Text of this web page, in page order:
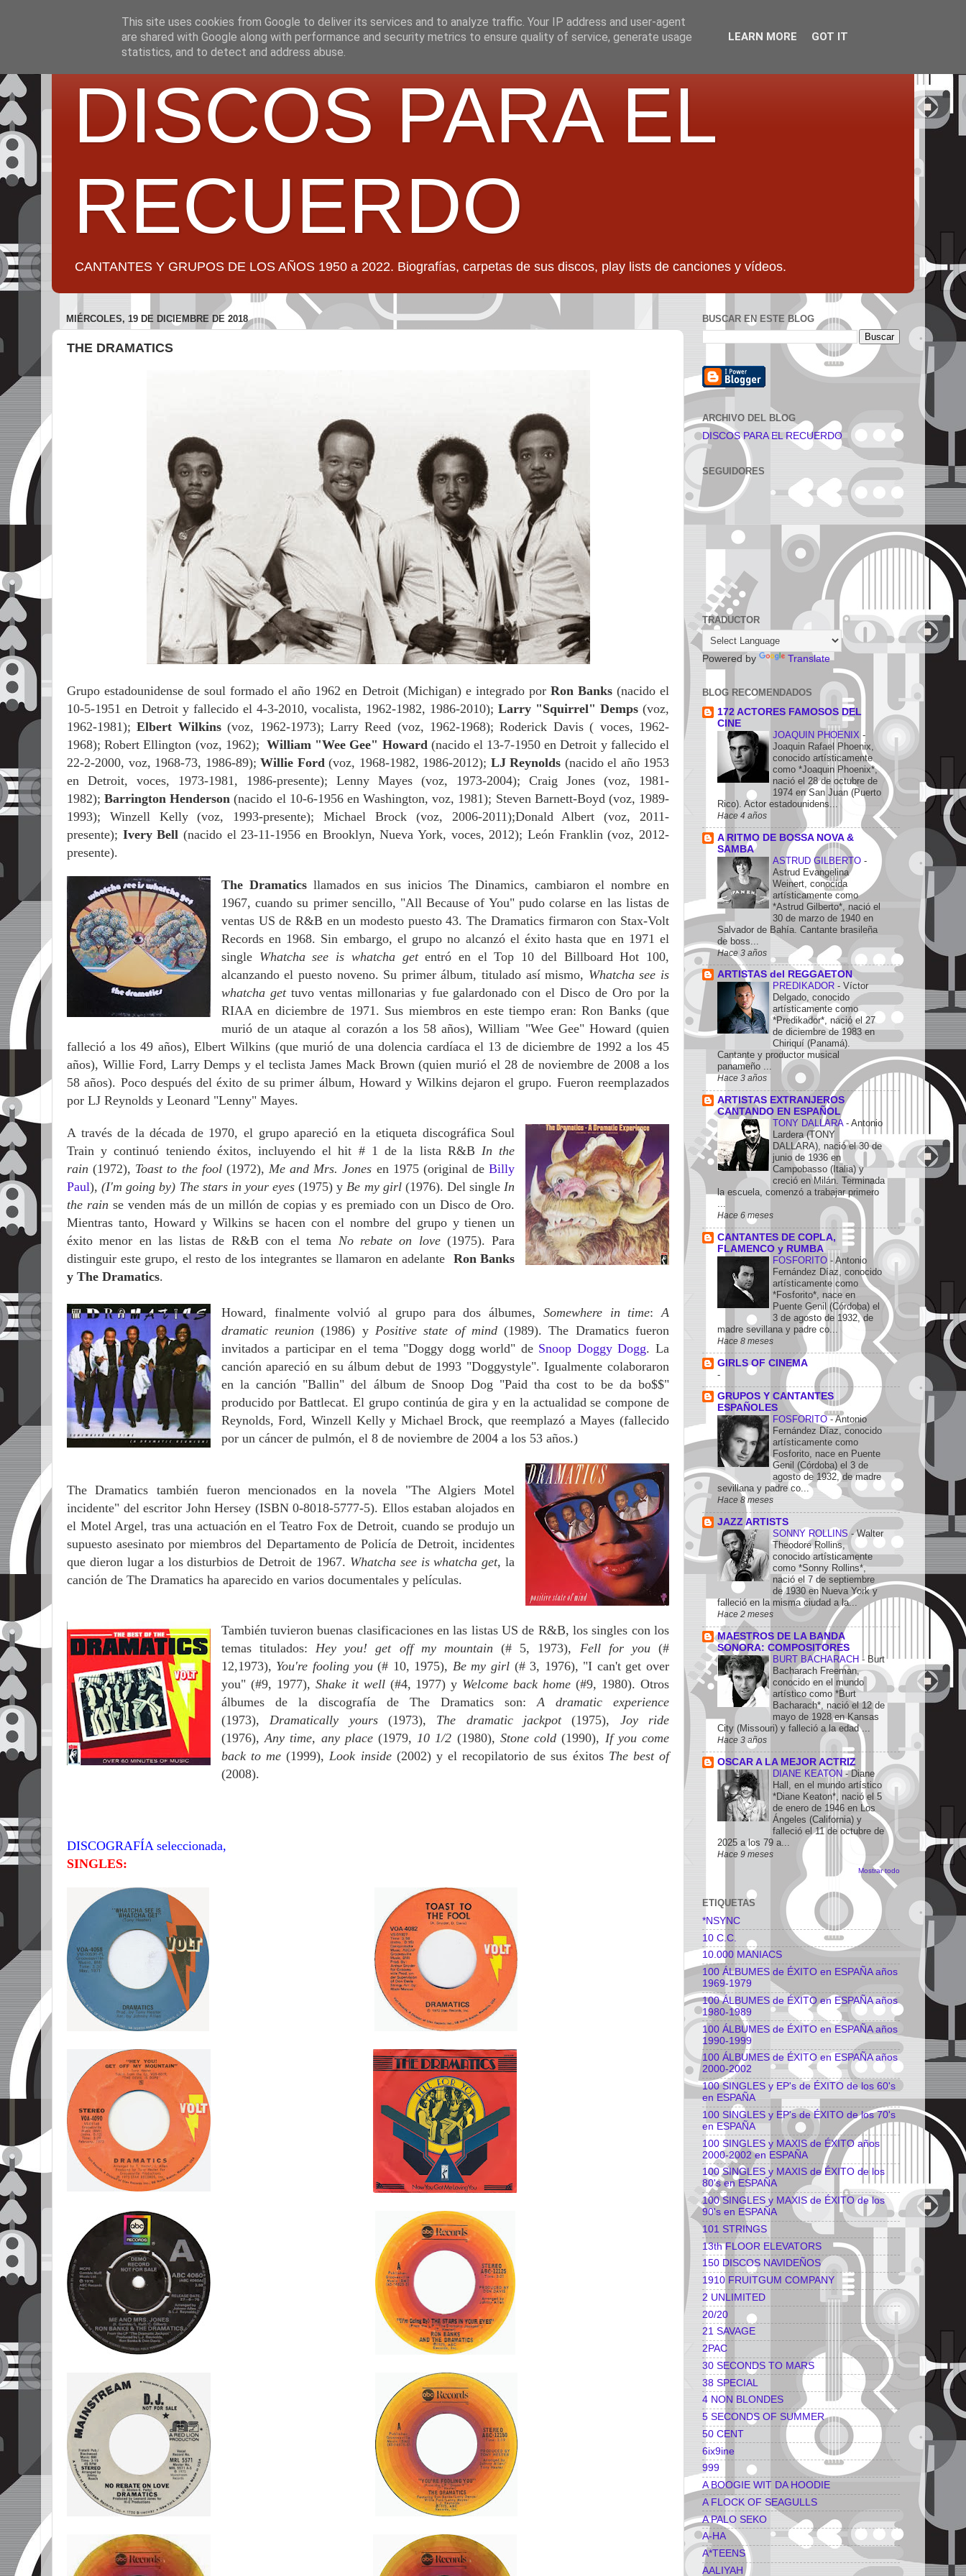
DISCOS PARA EL
RECUERDO
CANTANTES Y GRUPOS DE LOS AÑOS 1950 a 2022. Biografías, carpetas de sus discos, play lists de canciones y vídeos.
MIÉRCOLES, 19 DE DICIEMBRE DE 2018
THE DRAMATICS
Grupo estadounidense de soul formado el año 1962 en Detroit (Michigan) e integrado por Ron Banks(nacido el
10-5-1951 en Detroit y fallecido el 4-3-2010, vocalista, 1962-1982, 1986-2010); Larry "Squirrel" Demps (voz,
1962-1981);Elbert Wilkins(voz, 1962-1973); Larry Reed (voz, 1962-1968); Roderick Davis ( voces, 1962-
1968); Robert Ellington (voz, 1962);William "Wee Gee" Howard(nacido el 13-7-1950 en Detroit y fallecido el
22-2-2000, voz, 1968-73, 1986-89); Willie Ford (voz, 1968-1982, 1986-2012); LJ Reynolds (nacido el año 1953
en Detroit, voces, 1973-1981, 1986-presente); Lenny Mayes (voz, 1973-2004); Craig Jones (voz, 1981-
1982);Barrington Henderson (nacido el 10-6-1956 en Washington, voz, 1981); Steven Barnett-Boyd (voz, 1989-
1993); Winzell Kelly (voz, 1993-presente); Michael Brock (voz, 2006-2011);Donald Albert (voz, 2011-
presente); Ivery Bell (nacido el 23-11-1956 en Brooklyn, Nueva York, voces, 2012); León Franklin (voz, 2012-
presente).
The Dramaticsllamados en sus inicios The Dinamics, cambiaron el nombre en
1967, cuando su primer sencillo, "All Because of You" pudo colarse en las listas de
ventas US de R&B en un modesto puesto 43. The Dramatics firmaron con Stax-Volt
Records en 1968. Sin embargo, el grupo no alcanzó el éxito hasta que en 1971 el
single Whatcha see is whatcha getentró en el Top 10 del Billboard Hot 100,
alcanzando el puesto noveno. Su primer álbum, titulado así mismo, Whatcha see is
whatcha get tuvo ventas millonarias y fue galardonado con el Disco de Oro por la
RIAA en diciembre de 1971. Sus miembros en este tiempo eran: Ron Banks (que
murió de un ataque al corazón a los 58 años), William "Wee Gee" Howard (quien
falleció a los 49 años), Elbert Wilkins (que murió de una dolencia cardíaca el 13 de diciembre de 1992 a los 45
años), Willie Ford, Larry Demps y el teclista James Mack Brown (quien murió el 28 de noviembre de 2008 a los
58 años). Poco después del éxito de su primer álbum, Howard y Wilkins dejaron el grupo. Fueron reemplazados
por LJ Reynolds y Leonard "Lenny" Mayes.
A través de la década de 1970, el grupo apareció en la etiqueta discográfica Soul
Train y continuó teniendo éxitos, incluyendo el hit # 1 de la lista R&B In the
rain (1972), Toast to the fool (1972),Me and Mrs. Jones en 1975 (original deBilly
Paul),(I'm going by) The stars in your eyes (1975) yBe my girl (1976). Del singleIn
the rain se venden más de un millón de copias y es premiado con un Disco de Oro.
Mientras tanto, Howard y Wilkins se hacen con el nombre del grupo y tienen un
éxito menor en las listas de R&B con el tema No rebate on love (1975).Para
distinguir este grupo, el resto de los integrantes se llamaron en adelante Ron Banks
y The Dramatics.
Howard, finalmente volvió al grupo para dos álbumes, Somewhere in time:
A
dramatic reunion(1986) y Positive state of mind (1989). The Dramatics fueron
invitados a participar en el tema "Doggy dogg world" de Snoop Doggy Dogg. La
canción apareció en su álbum debut de 1993 "Doggystyle". Igualmente colaboraron
en la canción "Ballin" del álbum de Snoop Dog "Paid tha cost to be da bo$$"
producido porBattlecat. El grupo continúa de gira y en la actualidad se compone de
Reynolds, Ford, Winzell Kelly y Michael Brock, que reemplazó a Mayes (fallecido
por un cáncer de pulmón, el 8 de noviembre de 2004 a los 53 años.)
The Dramatics también fueron mencionados en la novela "The Algiers Motel
incidente" del escritor John Hersey (ISBN 0-8018-5777-5). Ellos estaban alojados en
el Motel Argel, tras una actuación en el Teatro Fox de Detroit, cuando se produjo un
supuesto asesinato por miembros del Departamento de Policía de Detroit, incidentes
que dieron lugar a los disturbios de Detroit de 1967. Whatcha see is whatcha get,la
canción de The Dramatics ha aparecido en varios documentales y películas.
También tuvieron buenas clasificaciones en las listas US de R&B, los singles con los
temas titulados: Hey you! get off my mountain(# 5, 1973), Fell for you(#
12,1973), You're fooling you(# 10, 1975), Be my girl (# 3, 1976), "I can't get over
you" (#9, 1977), Shake it well(#4, 1977) y Welcome back home(#9, 1980). Otros
álbumes de la discografía de The Dramatics son: A dramatic experience
(1973), Dramatically yours (1973), The dramatic jackpot(1975), Joy ride
(1976),Any time, any place(1979, 10 1/2 (1980), Stone cold(1990), If you come
back to me(1999), Look inside (2002) y el recopilatorio de sus éxitos The best of
(2008).
DISCOGRAFÍA seleccionada,
SINGLES:
BUSCAR EN ESTE BLOG
ARCHIVO DEL BLOG
DISCOS PARA EL RECUERDO
SEGUIDORES
TRADUCTOR
Powered by Translate
BLOG RECOMENDADOS
172 ACTORES FAMOSOS DEL
CINE
JOAQUIN PHOENIX -
Joaquin Rafael Phoenix,
conocido artísticamente
como *Joaquin Phoenix*,
nació el 28 de octubre de
1974 en San Juan (Puerto
Rico). Actor estadounidens...
Hace 4 años
A RITMO DE BOSSA NOVA &
SAMBA
ASTRUD GILBERTO -
Astrud Evangelina
Weinert, conocida
artísticamente como
*Astrud Gilberto*, nació el
30 de marzo de 1940 en
Salvador de Bahía. Cantante brasileña
de boss...
Hace 3 años
ARTISTAS del REGGAETON
PREDIKADOR - Víctor
Delgado, conocido
artísticamente como
*Predikador*, nació el 27
de diciembre de 1983 en
Chiriquí (Panamá).
Cantante y productor musical
panameño ...
Hace 3 años
ARTISTAS EXTRANJEROS
CANTANDO EN ESPAÑOL
TONY DALLARA - Antonio
Lardera (TONY
DALLARA), nació el 30 de
junio de 1936 en
Campobasso (Italia) y
creció en Milán. Terminada
la escuela, comenzó a trabajar primero
...
Hace 6 meses
CANTANTES DE COPLA,
FLAMENCO y RUMBA
FOSFORITO - Antonio
Fernández Díaz, conocido
artísticamente como
*Fosforito*, nace en
Puente Genil (Córdoba) el
3 de agosto de 1932, de
madre sevillana y padre co...
Hace 8 meses
GIRLS OF CINEMA
-
GRUPOS Y CANTANTES
ESPAÑOLES
FOSFORITO-Antonio
Fernández Díaz, conocido
artísticamente como
Fosforito, nace en Puente
Genil (Córdoba) el 3 de
agosto de 1932, de madre
sevillana y padre co...
Hace 8 meses
JAZZ ARTISTS
SONNY ROLLINS-Walter
Theodore Rollins,
conocido artísticamente
como *Sonny Rollins*,
nació el 7 de septiembre
de 1930 en Nueva York y
falleció en la misma ciudad a la...
Hace 2 meses
MAESTROS DE LA BANDA
SONORA: COMPOSITORES
BURT BACHARACH - Burt
Bacharach Freeman,
conocido en el mundo
artístico como *Burt
Bacharach*, nació el 12 de
mayo de 1928 en Kansas
City (Missouri) y falleció a la edad ...
Hace 3 años
OSCAR A LA MEJOR ACTRIZ
DIANE KEATON-Diane
Hall, en el mundo artístico
*Diane Keaton*, nació el 5
de enero de 1946 en Los
Ángeles (California) y
falleció el 11 de octubre de
2025 a los 79 a...
Hace 9 meses
Mostrar todo
ETIQUETAS
*NSYNC
10 C.C.
10.000 MANIACS
100 ÁLBUMES de ÉXITO en ESPAÑA años
1969-1979
100 ÁLBUMES de ÉXITO en ESPAÑA años
1980-1989
100 ÁLBUMES de ÉXITO en ESPAÑA años
1990-1999
100 ÁLBUMES de ÉXITO en ESPAÑA años
2000-2002
100 SINGLES y EP's de ÉXITO de los 60's
en ESPAÑA
100 SINGLES y EP's de ÉXITO de los 70's
en ESPAÑA
100 SINGLES y MAXIS de ÉXITO años
2000-2002 en ESPAÑA
100 SINGLES y MAXIS de ÉXITO de los
80's en ESPAÑA
100 SINGLES y MAXIS de ÉXITO de los
90's en ESPAÑA
101 STRINGS
13th FLOOR ELEVATORS
150 DISCOS NAVIDEÑOS
1910 FRUITGUM COMPANY
2 UNLIMITED
20/20
21 SAVAGE
2PAC
30 SECONDS TO MARS
38 SPECIAL
4 NON BLONDES
5 SECONDS OF SUMMER
50 CENT
6ix9ine
999
A BOOGIE WIT DA HOODIE
A FLOCK OF SEAGULLS
A PALO SEKO
A-HA
A*TEENS
AALIYAH
This site uses cookies from Google to deliver its services and to analyze traffic. Your IP address and user-agent
are shared with Google along with performance and security metrics to ensure quality of service, generate usage
statistics, and to detect and address abuse.
LEARN MORE GOT IT